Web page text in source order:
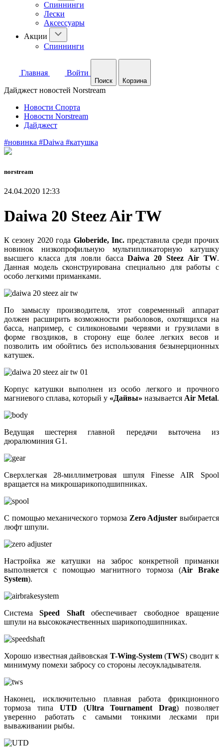
Спиннинги
Лески
Аксессуары
Акции
Спиннинги
Главная Войти
Поиск Корзина
Дайджест новостей Norstream
Новости Спорта
Новости Norstream
Дайджест
#новинка #Daiwa #катушка
norstream
24.04.2020 12:33
Daiwa 20 Steez Air TW
К сезону 2020 года Globeride, Inc.представила среди прочих
новинок низкопрофильную мультипликаторную катушку
высшего класса для ловли бассаDaiwa 20 Steez Air TW.
Данная модель сконструирована специально для работы с
особо легкими приманками.
По замыслу производителя, этот современный аппарат
должен расширить возможности рыболовов, охотящихся на
басса, например, с силиконовыми червями и грузилами в
форме гвоздиков, в сторону еще более легких весов и
позволить им обойтись без использования безынерционных
катушек.
Корпус катушки выполнен из особо легкого и прочного
магниевого сплава, который у «Дайвы» называется Air Metal.
Ведущая шестерня главной передачи выточена из
дюралюминия G1.
Сверхлегкая 28-миллиметровая шпуля Finesse AIR Spool
вращается на микрошарикоподшипниках.
С помощью механического тормоза Zero Adjuster выбирается
люфт шпули.
Настройка же катушки на заброс конкретной приманки
выполняется с помощью магнитного тормоза (Air Brake
System).
СистемаSpeed Shaftобеспечивает свободное вращение
шпули на высококачественных шарикоподшипниках.
Хорошо известная дайвовская T-Wing-System(TWS) сводит к
минимуму помехи забросу со стороны лесоукладывателя.
Наконец, исключительно плавная работа фрикционного
тормоза типа UTD (Ultra Tournament Drag) позволяет
уверенно работать с самыми тонкими лесками при
вываживании рыбы.